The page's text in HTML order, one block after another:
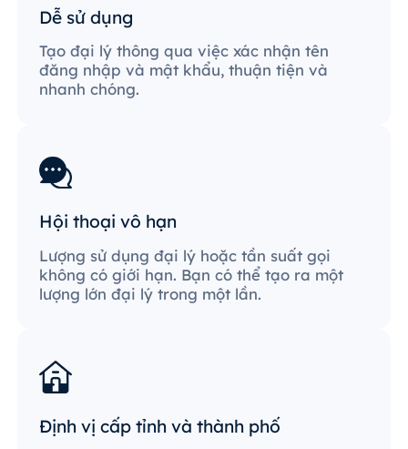
Dễ sử dụng
Tạo đại lý thông qua việc xác nhận tên
đăng nhập và mật khẩu, thuận tiện và
nhanh chóng.
Hội thoại vô hạn
Lượng sử dụng đại lý hoặc tần suất gọi
không có giới hạn. Bạn có thể tạo ra một
lượng lớn đại lý trong một lần.
Định vị cấp tỉnh và thành phố